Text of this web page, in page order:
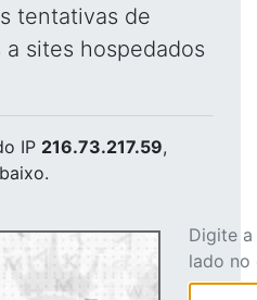
tentativas de
sites hospedados
IP 216.73.217.59,
Digite
lado no